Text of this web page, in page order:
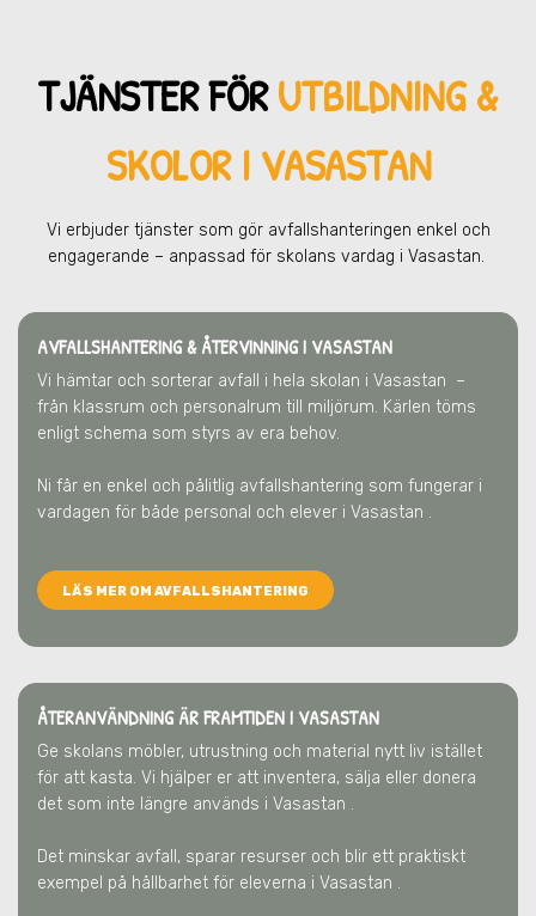
TJÄNSTER FÖRUTBILDNING &
SKOLOR I VASASTAN
Vi erbjuder tjänster som gör avfallshanteringen enkel och
engagerande – anpassad för skolans vardag i Vasastan.
AVFALLSHANTERING & ÅTERVINNINGI VASASTAN
Vi hämtar och sorterar avfall i hela skolan i Vasastan –
från klassrum och personalrum till miljörum. Kärlen töms
enligt schema som styrs av era behov.
Ni får en enkel och pålitlig avfallshantering som fungerar i
vardagen för både personal och elever i Vasastan .
LÄS MER OM AVFALLSHANTERING
ÅTERANVÄNDNING ÄR FRAMTIDENI VASASTAN
Ge skolans möbler, utrustning och material nytt liv istället
för att kasta. Vi hjälper er att inventera, sälja eller donera
det som inte längre används i Vasastan .
Det minskar avfall, sparar resurser och blir ett praktiskt
exempel på hållbarhet för eleverna i Vasastan .